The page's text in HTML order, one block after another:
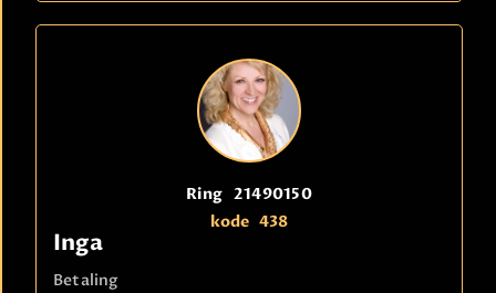
Ring 21490150
kode 438
Inga
Betaling